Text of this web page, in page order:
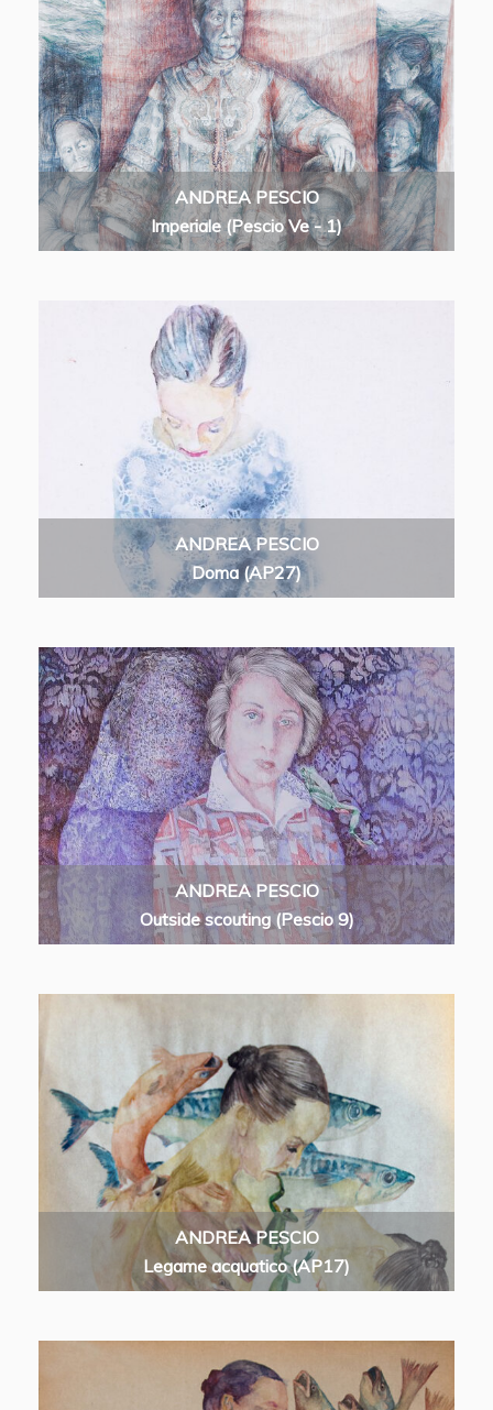
ANDREA PESCIO
Imperiale (Pescio Ve - 1)
ANDREA PESCIO
Doma (AP27)
ANDREA PESCIO
Outside scouting (Pescio 9)
ANDREA PESCIO
Legame acquatico (AP17)